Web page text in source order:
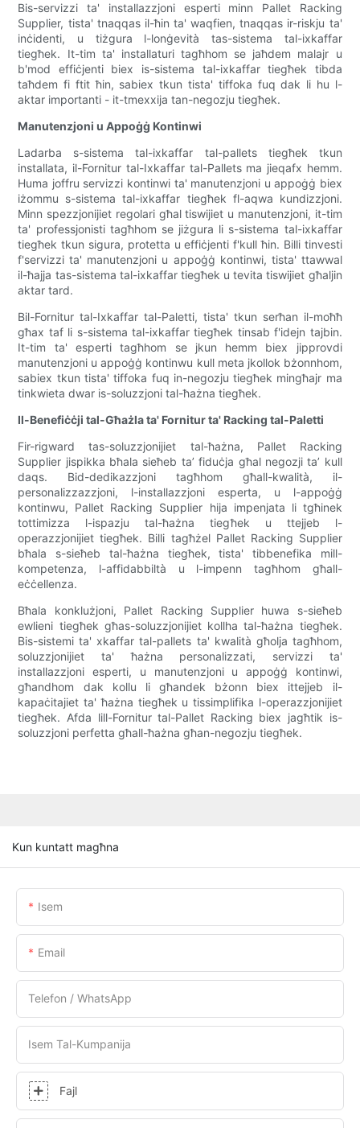
Bis-servizzi ta' installazzjoni esperti minn Pallet Racking
Supplier, tista' tnaqqas il-ħin ta' waqfien, tnaqqas ir-riskju ta'
inċidenti, u tiżgura l-lonġevità tas-sistema tal-ixkaffar
tiegħek. It-tim ta' installaturi tagħhom se jaħdem malajr u
b'mod effiċjenti biex is-sistema tal-ixkaffar tiegħek tibda
taħdem fi ftit ħin, sabiex tkun tista' tiffoka fuq dak li hu l-
aktar importanti - it-tmexxija tan-negozju tiegħek.
Manutenzjoni u Appoġġ Kontinwi
Ladarba s-sistema tal-ixkaffar tal-pallets tiegħek tkun
installata, il-Fornitur tal-Ixkaffar tal-Pallets ma jieqafx hemm.
Huma joffru servizzi kontinwi ta' manutenzjoni u appoġġ biex
iżommu s-sistema tal-ixkaffar tiegħek fl-aqwa kundizzjoni.
Minn spezzjonijiet regolari għal tiswijiet u manutenzjoni, it-tim
ta' professjonisti tagħhom se jiżgura li s-sistema tal-ixkaffar
tiegħek tkun sigura, protetta u effiċjenti f'kull ħin. Billi tinvesti
f'servizzi ta' manutenzjoni u appoġġ kontinwi, tista' ttawwal
il-ħajja tas-sistema tal-ixkaffar tiegħek u tevita tiswijiet għaljin
aktar tard.
Bil-Fornitur tal-Ixkaffar tal-Paletti, tista' tkun serħan il-moħħ
għax taf li s-sistema tal-ixkaffar tiegħek tinsab f'idejn tajbin.
It-tim ta' esperti tagħhom se jkun hemm biex jipprovdi
manutenzjoni u appoġġ kontinwu kull meta jkollok bżonnhom,
sabiex tkun tista' tiffoka fuq in-negozju tiegħek mingħajr ma
tinkwieta dwar is-soluzzjoni tal-ħażna tiegħek.
Il-Benefiċċji tal-Għażla ta' Fornitur ta' Racking tal-Paletti
Fir-rigward tas-soluzzjonijiet tal-ħażna, Pallet Racking
Supplier jispikka bħala sieħeb ta’ fiduċja għal negozji ta’ kull
daqs. Bid-dedikazzjoni tagħhom għall-kwalità, il-
personalizzazzjoni, l-installazzjoni esperta, u l-appoġġ
kontinwu, Pallet Racking Supplier hija impenjata li tgħinek
tottimizza l-ispazju tal-ħażna tiegħek u ttejjeb l-
operazzjonijiet tiegħek. Billi tagħżel Pallet Racking Supplier
bħala s-sieħeb tal-ħażna tiegħek, tista' tibbenefika mill-
kompetenza, l-affidabbiltà u l-impenn tagħhom għall-
eċċellenza.
Bħala konklużjoni, Pallet Racking Supplier huwa s-sieħeb
ewlieni tiegħek għas-soluzzjonijiet kollha tal-ħażna tiegħek.
Bis-sistemi ta' xkaffar tal-pallets ta' kwalità għolja tagħhom,
soluzzjonijiet ta' ħażna personalizzati, servizzi ta'
installazzjoni esperti, u manutenzjoni u appoġġ kontinwi,
għandhom dak kollu li għandek bżonn biex ittejjeb il-
kapaċitajiet ta' ħażna tiegħek u tissimplifika l-operazzjonijiet
tiegħek. Afda lill-Fornitur tal-Pallet Racking biex jagħtik is-
soluzzjoni perfetta għall-ħażna għan-negozju tiegħek.
Kun kuntatt magħna
Isem
Email
Telefon / WhatsApp
Isem Tal-Kumpanija
Fajl